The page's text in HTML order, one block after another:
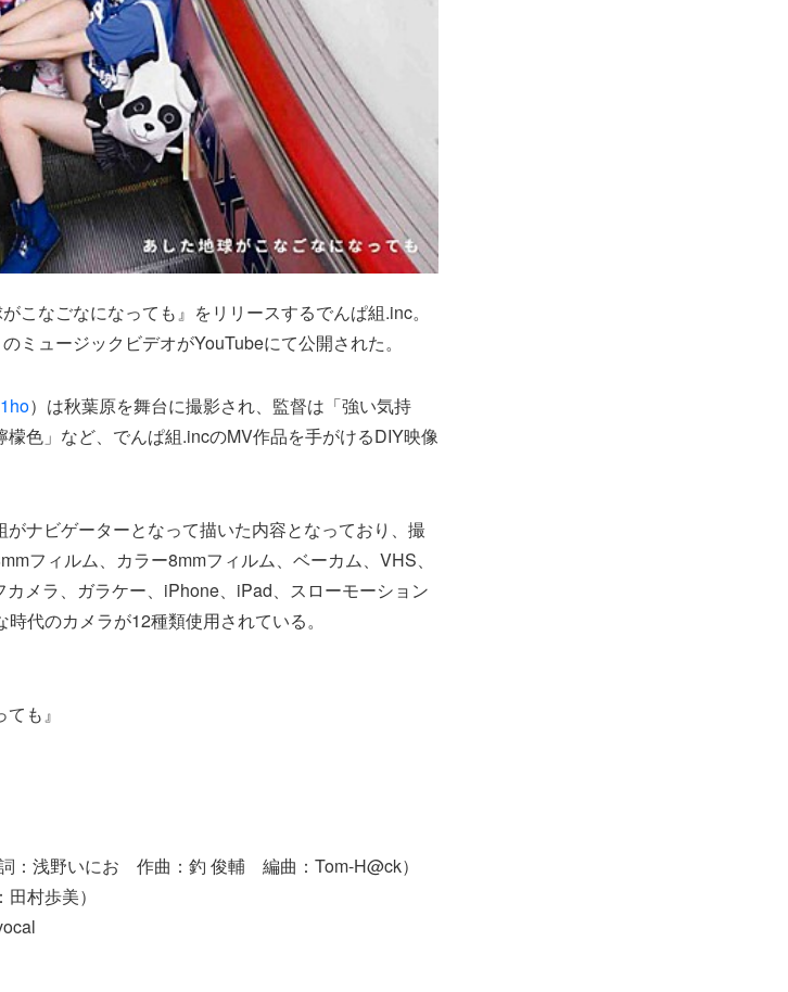
こなごなになっても』をリリースするでんぱ組.inc。
ミュージックビデオがYouTubeにて公開された。
）は秋葉原を舞台に撮影され、監督は「強い気持
色」など、でんぱ組.incのMV作品を手がけるDIY映像
ナビゲーターとなって描いた内容となっており、撮
フィルム、カラー8mmフィルム、ベーカム、VHS、
メラ、ガラケー、iPhone、iPad、スローモーション
代のカメラが12種類使用されている。
も』
：浅野いにお 作曲：釣 俊輔 編曲：Tom-H@ck）
村歩美）